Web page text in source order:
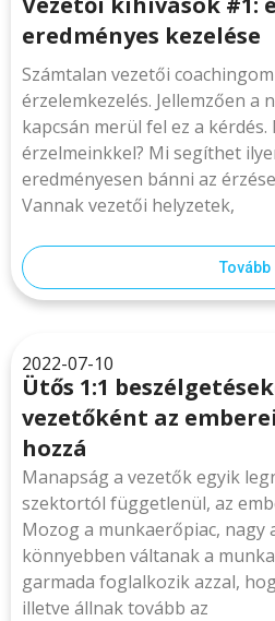
eredményes kezelése
Számtalan vezetői
érzelemkezelés. Jellemzően a
kapcsán merül fel ez a
érzelmeinkkel? Mi segíthet
eredményesen bánni az
Vannak vezetői helyzetek,
Tovább
2022-07-10
Ütős 1:1
vezetőként az
hozzá
Manapság a vezetők egyik
szektortól függetlenül, az
Mozog a munkaerőpiac, nagy
könnyebben váltanak a
garmada foglalkozik azzal,
illetve állnak tovább az